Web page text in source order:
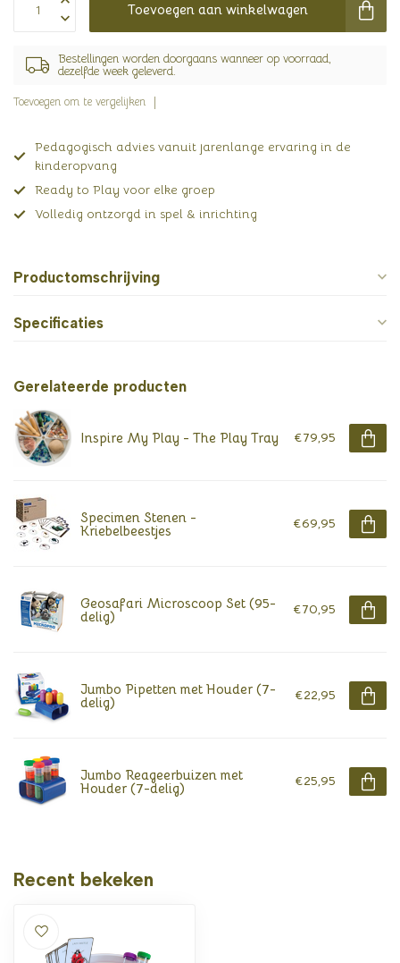
Toevoegen aan winkelwagen
Bestellingen worden doorgaans wanneer op voorraad,
dezelfde week geleverd.
Toevoegen om te vergelijken
Pedagogisch advies vanuit jarenlange ervaring in de
kinderopvang
Ready to Play voor elke groep
Volledig ontzorgd in spel & inrichting
Productomschrijving
Specificaties
Gerelateerde producten
Inspire My Play - The Play Tray €79,95
Specimen Stenen -
Kriebelbeestjes €69,95
Geosafari Microscoop Set (95-
delig) €70,95
Jumbo Pipetten met Houder (7-
delig) €22,95
Jumbo Reageerbuizen met
Houder (7-delig) €25,95
Recent bekeken